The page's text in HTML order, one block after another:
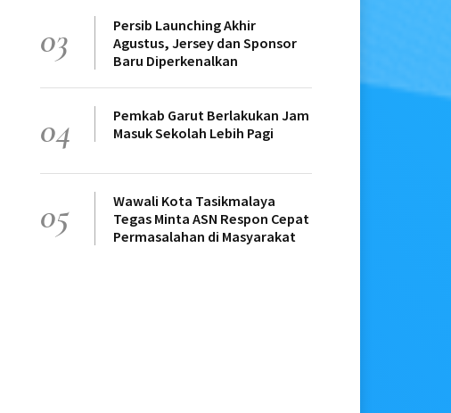
03
Persib Launching Akhir
Agustus, Jersey dan Sponsor
Baru Diperkenalkan
04
Pemkab Garut Berlakukan Jam
Masuk Sekolah Lebih Pagi
05
Wawali Kota Tasikmalaya
Tegas Minta ASN Respon Cepat
Permasalahan di Masyarakat